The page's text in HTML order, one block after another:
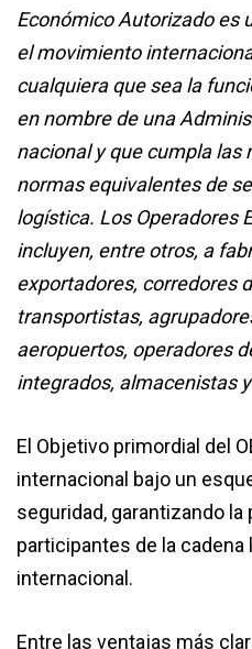
Económico Autorizado es
el movimiento
cualquiera que sea la
en nombre de una
nacional y que cumpla las
normas equivalentes de
logística. Los Operadores
incluyen, entre otros, a
exportadores, corredores
transportistas,
aeropuertos, operadores
integrados, almacenistas
El Objetivo primordial del
internacional bajo un
seguridad, garantizando
participantes de la
internacional.
Entre las ventajas más